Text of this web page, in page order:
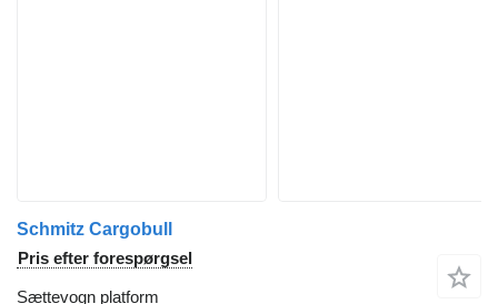
Schmitz Cargobull
Pris efter forespørgsel
Sættevogn platform